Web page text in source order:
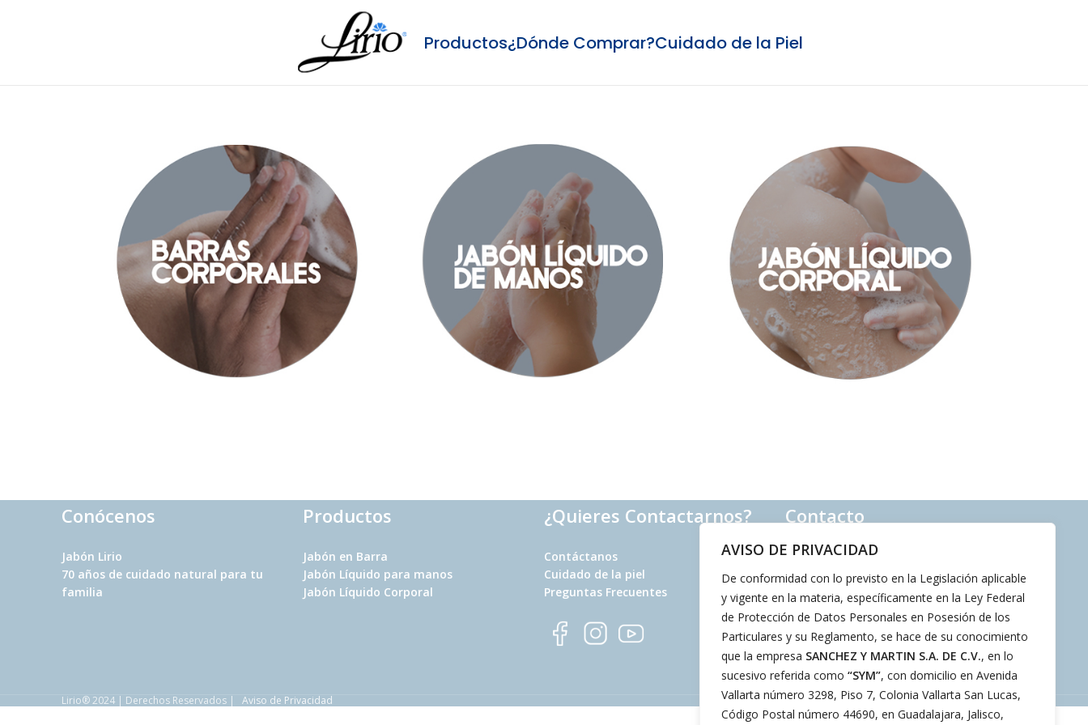
AVISO DE PRIVACIDAD
De conformidad con lo previsto en la Legislación aplicable
y vigente en la materia, específicamente en la Ley Federal
de Protección de Datos Personales en Posesión de los
Particulares y su Reglamento, se hace de su conocimiento
que la empresa SANCHEZ Y MARTIN S.A. DE C.V., en lo
sucesivo referida como “SYM”, con domicilio en Avenida
Vallarta número 3298, Piso 7, Colonia Vallarta San Lucas,
Código Postal número 44690, en Guadalajara, Jalisco,
Productos¿Dónde Comprar?Cuidado de la Piel
Conócenos
Jabón Lirio
70 años de cuidado natural para tu
familia
Productos
Jabón en Barra
Jabón Líquido para manos
Jabón Líquido Corporal
¿Quieres Contactarnos?
Contáctanos
Cuidado de la piel
Preguntas Frecuentes
Contacto
33 3540 3535
33 2257 3150
contacto@sym.com.mx
Lirio® 2024 | Derechos Reservados | Aviso de Privacidad